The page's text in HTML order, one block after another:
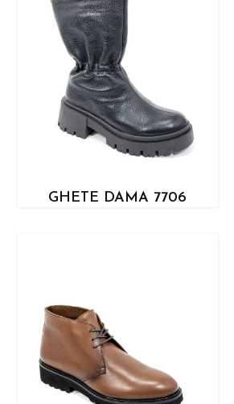
GHETE DAMA 7706